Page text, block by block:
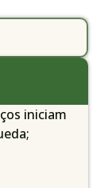
iniciam